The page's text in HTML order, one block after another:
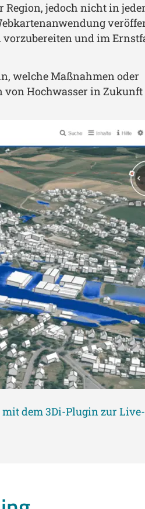
jedoch nicht in
und im
welche Maßnahmen oder
von Hochwasser in
dem 3Di-Plugin zur